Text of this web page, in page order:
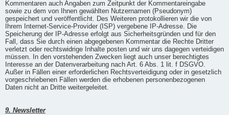
Kommentaren auch Angaben zum Zeitpunkt der Kommentareingabe
sowie zu dem von Ihnen gewählten Nutzernamen (Pseudonym)
gespeichert und veröffentlicht. Des Weiteren protokollieren wir die von
Ihrem Internet-Service-Provider (ISP) vergebene IP-Adresse. Die
Speicherung der IP-Adresse erfolgt aus Sicherheitsgründen und für den
Fall, dass Sie durch einen abgegebenen Kommentar die Rechte Dritter
verletzt oder rechtswidrige Inhalte posten und wir uns dagegen verteidigen
müssen. In den vorstehenden Zwecken liegt auch unser berechtigtes
Interesse an der Datenverarbeitung nach Art. 6 Abs. 1 lit. f DSGVO.
Außer in Fällen einer erforderlichen Rechtsverteidigung oder in gesetzlich
vorgeschriebenen Fällen werden die erhobenen personenbezogenen
Daten nicht an Dritte weitergeleitet.
9. Newsletter